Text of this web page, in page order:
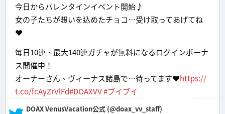
今日からバレンタインイベント開始♪
女の子たちが想いを込めたチョコ…受け取ってあげてね
❤
毎日10連、最大140連ガチャが無料になるログインボーナ
ス開催中！
オーナーさん、ヴィーナス諸島で…待ってます❤https://
t.co/fcAyZrVlFd#DOAXVV#ブイブイ
— DOAX VenusVacation公式 (@doax_vv_staff)